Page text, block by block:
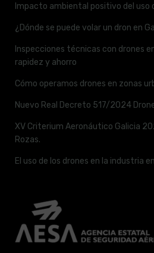
Impacto ambiental positivo del uso
¿Dónde se puede volar un dron en
Inspecciones técnicas con drones
rapidez y ahorro
Cómo operamos drones en zonas
Nuevo Real Decreto 517/2024
XV Criterium Aeronáutico Galicia
Rozas.
El uso de los drones en la industria